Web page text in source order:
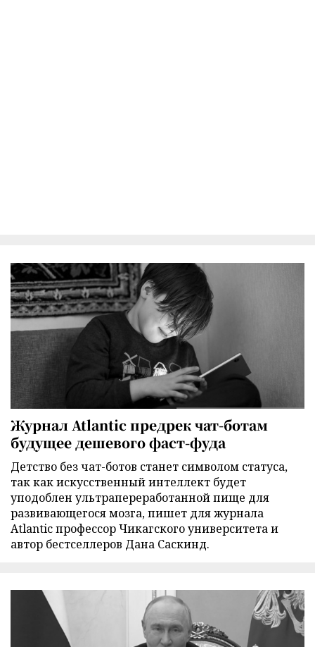
Журнал Atlantic предрек чат-ботам
будущее дешевого фаст-фуда
Детство без чат-ботов станет символом статуса,
так как искусственный интеллект будет
уподоблен ультрапереработанной пище для
развивающегося мозга, пишет для журнала
Atlantic профессор Чикагского университета и
автор бестселлеров Дана Саскинд.